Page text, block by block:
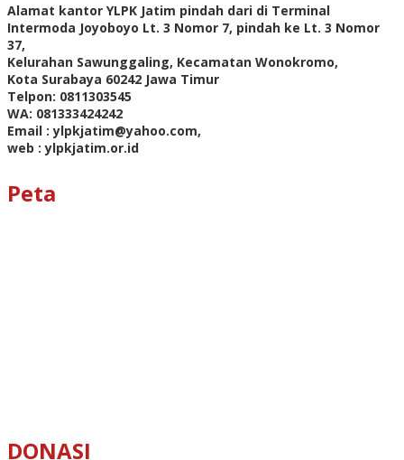
Alamat kantor YLPK Jatim pindah dari di Terminal
Intermoda Joyoboyo Lt. 3 Nomor 7, pindah ke Lt. 3 Nomor
37,
Kelurahan Sawunggaling, Kecamatan Wonokromo,
Kota Surabaya 60242 Jawa Timur
Telpon: 0811303545
WA: 081333424242
Email : ylpkjatim@yahoo.com,
web : ylpkjatim.or.id
Peta
DONASI